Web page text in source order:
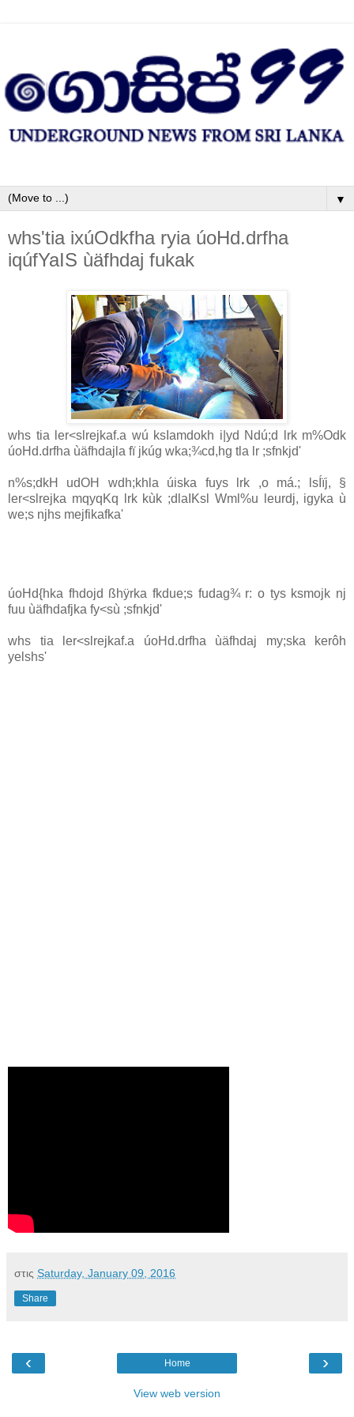
▼
whs'tia ixúOdkfha ryia úoHd.drfha
iqúfYaIS ùäfhdaj fukak
whs tia ler<slrejkaf.a wú ksIamdokh i|yd Ndú;d lrk m%Odk
úoHd.drfha ùäfhdajla fï jkúg wka;¾cd,hg tla lr ;sfnkjd'
n%s;dkH udOH wdh;khla úiska fuys lrk ,o má.; lsÍïj, §
ler<slrejka mqyqKq lrk kùk ;dlaIKsl Wml%u leurdj, igyka ù
we;s njhs mejfikafka'
úoHd{hka fhdojd ßhÿrka fkdue;s fudag¾ r: o tys ksmojk nj
fuu ùäfhdafjka fy<sù ;sfnkjd'
whs tia ler<slrejkaf.a úoHd.drfha ùäfhdaj my;ska kerôh
yelshs'
στις Saturday, January 09, 2016
Share
‹ ›
Home
View web version